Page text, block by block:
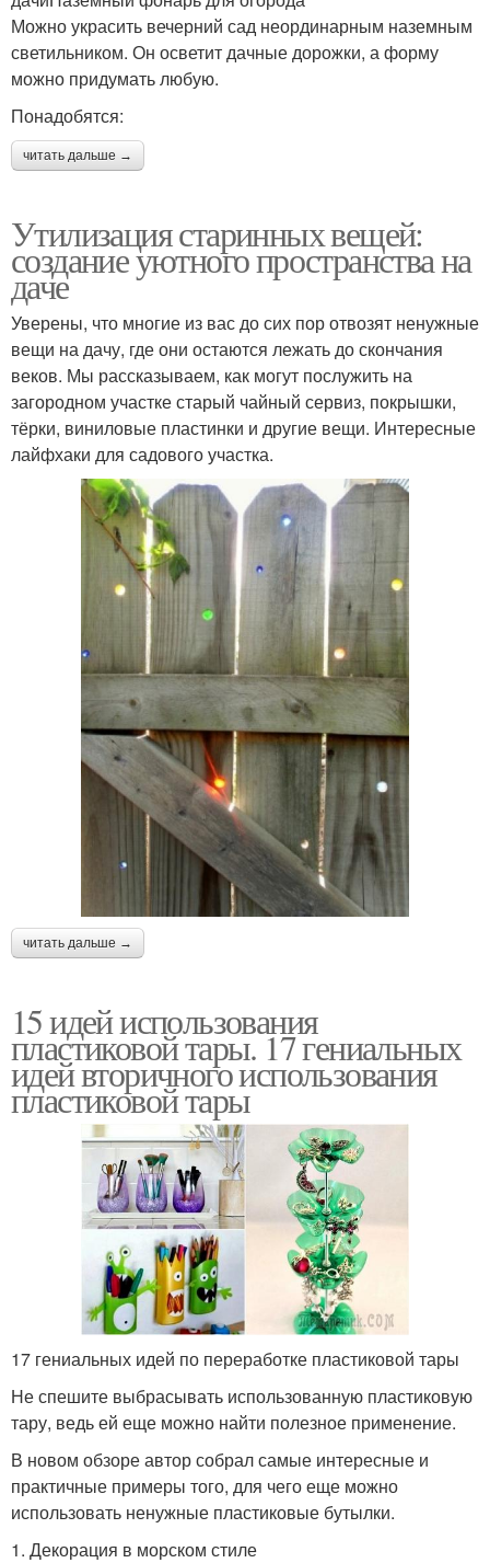
Можно украсить вечерний сад неординарным наземным
светильником. Он осветит дачные дорожки, а форму
можно придумать любую.
Понадобятся:
читать дальше →
Утилизация старинных вещей:
создание уютного пространства на
даче
Уверены, что многие из вас до сих пор отвозят ненужные
вещи на дачу, где они остаются лежать до скончания
веков. Мы рассказываем, как могут послужить на
загородном участке старый чайный сервиз, покрышки,
тёрки, виниловые пластинки и другие вещи. Интересные
лайфхаки для садового участка.
читать дальше →
15 идей использования
пластиковой тары. 17 гениальных
идей вторичного использования
пластиковой тары
17 гениальных идей по переработке пластиковой тары
Не спешите выбрасывать использованную пластиковую
тару, ведь ей еще можно найти полезное применение.
В новом обзоре автор собрал самые интересные и
практичные примеры того, для чего еще можно
использовать ненужные пластиковые бутылки.
1. Декорация в морском стиле